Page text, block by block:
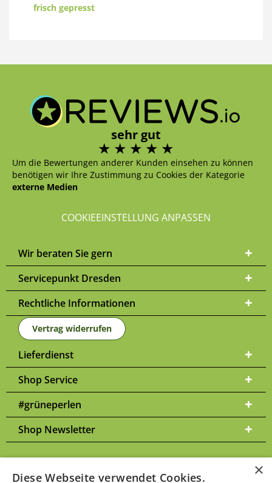
frisch gepresst
sehr gut
Um die Bewertungen anderer Kunden einsehen zu können
benötigen wir Ihre Zustimmung zu Cookies der Kategorie
externe Medien
COOKIEEINSTELLUNG ANPASSEN
Wir beraten Sie gern
Servicepunkt Dresden
Rechtliche Informationen
Vertrag widerrufen
Lieferdienst
Shop Service
#grüneperlen
Shop Newsletter
×
Diese Webseite verwendet Cookies.